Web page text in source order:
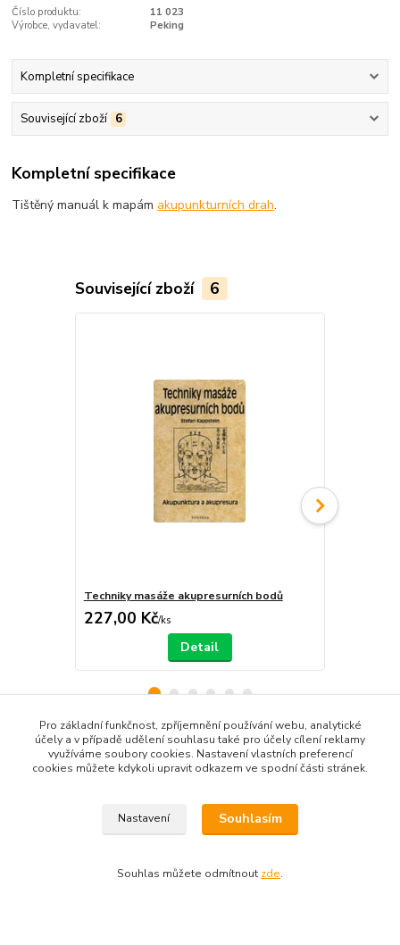
Číslo produktu:
11 023
Výrobce, vydavatel:
Peking
Kompletní specifikace
Související zboží 6
Kompletní specifikace
Tištěný manuál k mapám akupunkturních drah.
Související zboží 6
Techniky masáže akupresurních bodů
227,00 Kč/ks
Detail
Zboží zařazeno v kategoriích
Produkty dle zaměření
Tradiční čínská medicína
Pro základní funkčnost, zpříjemnění používání webu, analytické
účely a v případě udělení souhlasu také pro účely cílení reklamy
využíváme soubory cookies. Nastavení vlastních preferencí
cookies můžete kdykoli upravit odkazem ve spodní části stránek.
Nastavení Souhlasím
Souhlas můžete odmítnout zde.